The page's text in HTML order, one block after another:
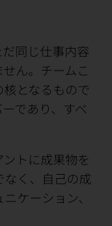
同じ仕事内容
ん。チームこ
となるもので
であり、すべ
トに成果物を
く、自己の成
ケーション、